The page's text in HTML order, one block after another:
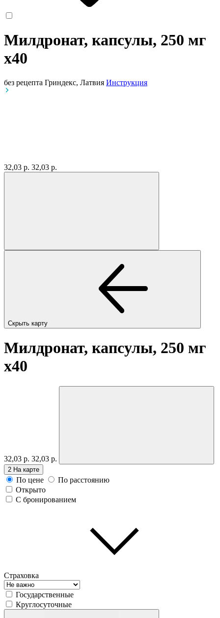
Милдронат, капсулы, 250 мг
x40
без рецепта Гриндекс, Латвия Инструкция
32,03 р. 32,03 р.
Скрыть карту
Милдронат, капсулы, 250 мг
x40
32,03 р. 32,03 р.
2 На карте
По цене
По расстоянию
Открыто
С бронированием
Страховка
Государственные
Круглосуточные